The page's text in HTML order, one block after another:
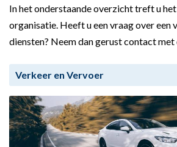
In het onderstaande overzicht treft u
organisatie. Heeft u een vraag over een
diensten? Neem dan gerust contact met
Verkeer en Vervoer